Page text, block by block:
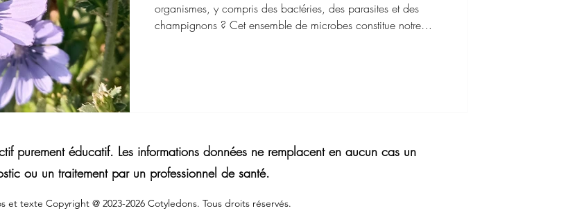
organismes, y compris des bactéries, des parasites et des
champignons ? Cet ensemble de microbes constitue notre
purement éducatif. Les informations données ne remplacent en aucun cas un
ou un traitement par un professionnel de santé.
et texte Copyright @ 2023-2026 Cotyledons. Tous droits réservés.